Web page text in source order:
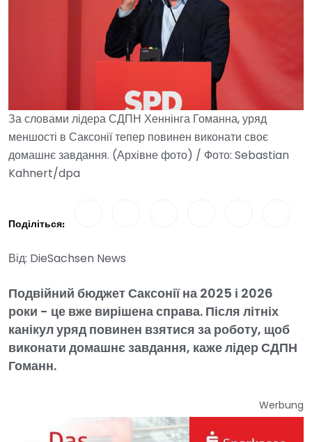
За словами лідера СДПН Хеннінга Гоманна, уряд
меншості в Саксонії тепер повинен виконати своє
домашнє завдання. (Архівне фото) / Фото: Sebastian
Kahnert/dpa
Поділіться:
Від: DieSachsen News
Подвійний бюджет Саксонії на 2025 і 2026
роки - це вже вирішена справа. Після літніх
канікул уряд повинен взятися за роботу, щоб
виконати домашнє завдання, каже лідер СДПН
Гоманн.
Werbung